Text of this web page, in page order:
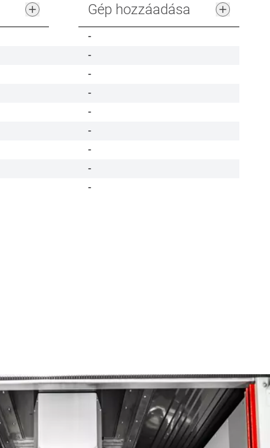
Gép hozzáadása
-
-
-
-
-
-
-
-
-